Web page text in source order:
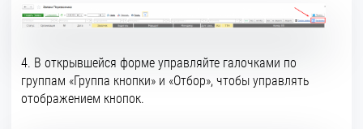
4. В открывшейся форме управляйте галочками по
группам «Группа кнопки» и «Отбор», чтобы управлять
отображением кнопок.